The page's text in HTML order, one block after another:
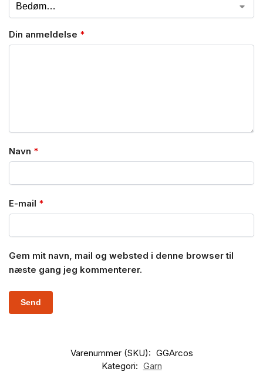
Din anmeldelse *
Navn *
E-mail *
Gem mit navn, mail og websted i denne browser til
næste gang jeg kommenterer.
Varenummer (SKU): GGArcos
Kategori: Garn